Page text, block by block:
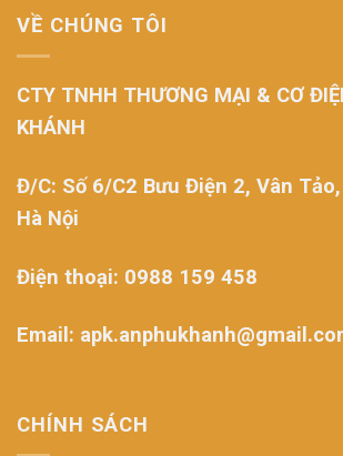
VỀ CHÚNG TÔI
CTY TNHH THƯƠNG MẠI & CƠ
KHÁNH
Đ/C: Số 6/C2 Bưu Điện 2, Vân
Hà Nội
Điện thoại: 0988 159 458
Email:
CHÍNH SÁCH